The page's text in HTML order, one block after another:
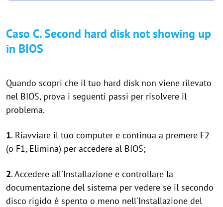
Caso C. Second hard disk not showing up
in BIOS
Quando scopri che il tuo hard disk non viene rilevato
nel BIOS, prova i seguenti passi per risolvere il
problema.
1. Riavviare il tuo computer e continua a premere F2
(o F1, Elimina) per accedere al BIOS;
2. Accedere all'Installazione e controllare la
documentazione del sistema per vedere se il secondo
disco rigido è spento o meno nell'Installazione del